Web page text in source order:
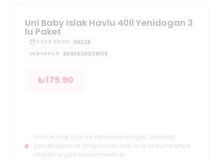
Uni Baby Islak Havlu 40li Yenidogan 3
lu Paket
STOK KODU 98228
BARKOD 8690530028159
₺179.90
Ürünün stok, fiyat ve kampanya bilgisi, teslimatı
gerçekleştirecek mağazanın stok, fiyat ve kampanya
bilgilerine göre belirlenmektedir.